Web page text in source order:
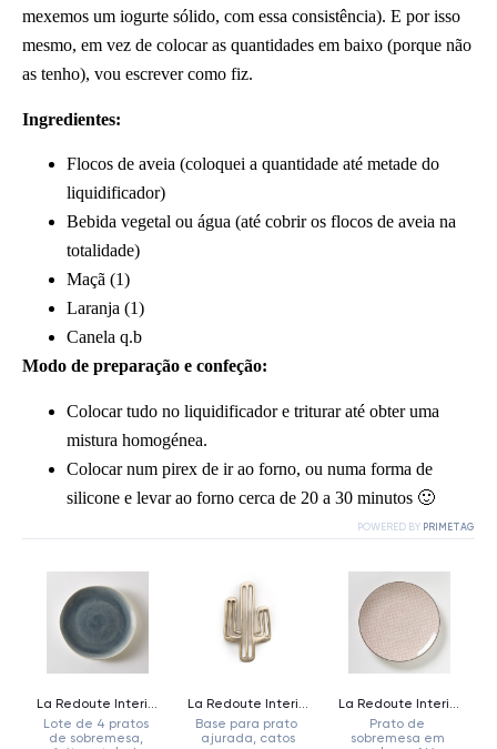
mexemos um iogurte sólido, com essa consistência). E por isso
mesmo, em vez de colocar as quantidades em baixo (porque não
as tenho), vou escrever como fiz.
Ingredientes:
Flocos de aveia (coloquei a quantidade até metade do
liquidificador)
Bebida vegetal ou água (até cobrir os flocos de aveia na
totalidade)
Maçã (1)
Laranja (1)
Canela q.b
Modo de preparação e confeção:
Colocar tudo no liquidificador e triturar até obter uma
mistura homogénea.
Colocar num pirex de ir ao forno, ou numa forma de
silicone e levar ao forno cerca de 20 a 30 minutos 🙂